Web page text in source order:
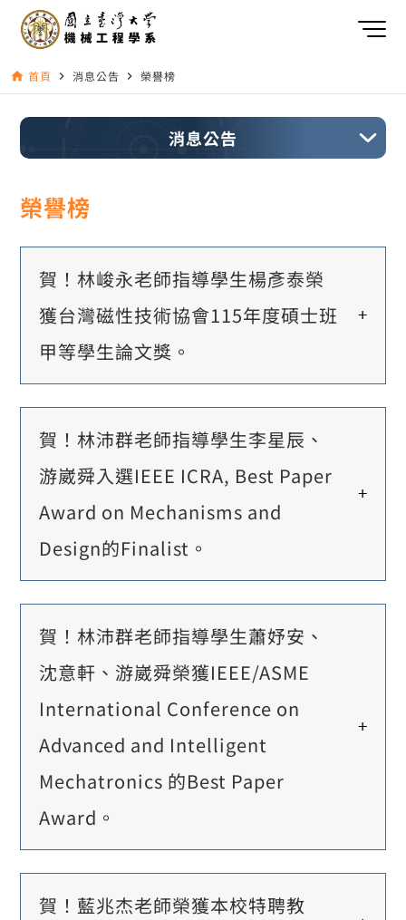
home 首頁 navigate_next 消息公告 navigate_next 榮譽榜
消息公告
榮譽榜
賀！林峻永老師指導學生楊彥泰榮
獲台灣磁性技術協會115年度碩士班
甲等學生論文獎。
賀！林沛群老師指導學生李星辰、
游崴舜入選IEEE ICRA, Best Paper
Award on Mechanisms and
Design的Finalist。
賀！林沛群老師指導學生蕭妤安、
沈意軒、游崴舜榮獲IEEE/ASME
International Conference on
Advanced and Intelligent
Mechatronics 的Best Paper
Award。
賀！藍兆杰老師榮獲本校特聘教